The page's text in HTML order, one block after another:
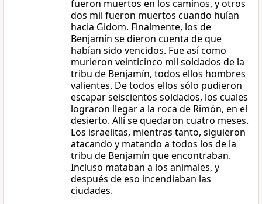
fueron muertos en los caminos, y otros
dos mil fueron muertos cuando huían
hacia Gidom. Finalmente, los de
Benjamín se dieron cuenta de que
habían sido vencidos. Fue así como
murieron veinticinco mil soldados de la
tribu de Benjamín, todos ellos hombres
valientes. De todos ellos sólo pudieron
escapar seiscientos soldados, los cuales
lograron llegar a la roca de Rimón, en el
desierto. Allí se quedaron cuatro meses.
Los israelitas, mientras tanto, siguieron
atacando y matando a todos los de la
tribu de Benjamín que encontraban.
Incluso mataban a los animales, y
después de eso incendiaban las
ciudades.